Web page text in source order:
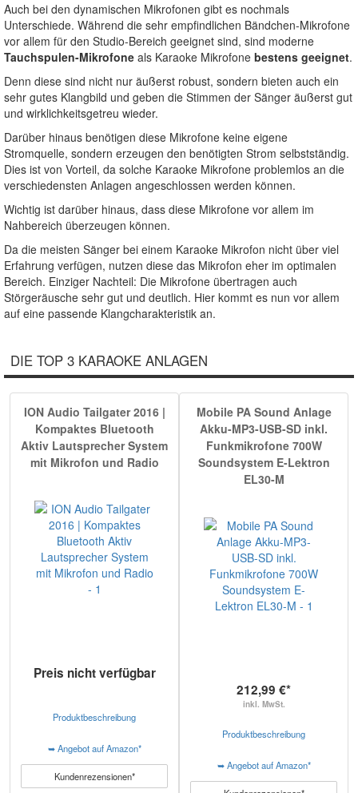
Auch bei den dynamischen Mikrofonen gibt es nochmals
Unterschiede. Während die sehr empfindlichen Bändchen-Mikrofone
vor allem für den Studio-Bereich geeignet sind, sind moderne
Tauchspulen-Mikrofone als Karaoke Mikrofone bestens geeignet.
Denn diese sind nicht nur äußerst robust, sondern bieten auch ein
sehr gutes Klangbild und geben die Stimmen der Sänger äußerst gut
und wirklichkeitsgetreu wieder.
Darüber hinaus benötigen diese Mikrofone keine eigene
Stromquelle, sondern erzeugen den benötigten Strom selbstständig.
Dies ist von Vorteil, da solche Karaoke Mikrofone problemlos an die
verschiedensten Anlagen angeschlossen werden können.
Wichtig ist darüber hinaus, dass diese Mikrofone vor allem im
Nahbereich überzeugen können.
Da die meisten Sänger bei einem Karaoke Mikrofon nicht über viel
Erfahrung verfügen, nutzen diese das Mikrofon eher im optimalen
Bereich. Einziger Nachteil: Die Mikrofone übertragen auch
Störgeräusche sehr gut und deutlich. Hier kommt es nun vor allem
auf eine passende Klangcharakteristik an.
DIE TOP 3 KARAOKE ANLAGEN
ION Audio Tailgater 2016 |
Kompaktes Bluetooth
Aktiv Lautsprecher System
mit Mikrofon und Radio
Preis nicht verfügbar
Produktbeschreibung
➥ Angebot auf Amazon*
Kundenrezensionen*
Mobile PA Sound Anlage
Akku-MP3-USB-SD inkl.
Funkmikrofone 700W
Soundsystem E-Lektron
EL30-M
212,99 €*
inkl. MwSt.
Produktbeschreibung
➥ Angebot auf Amazon*